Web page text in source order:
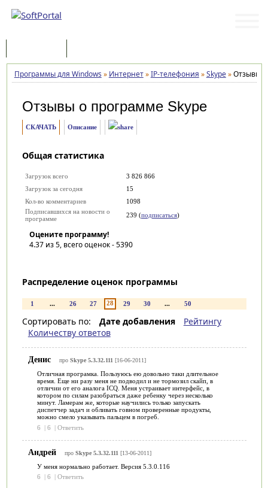
Программы для Windows » Интернет»IP-телефония »Skype»Отзывы
Отзывы о программе Skype
СКАЧАТЬ Описание
Общая статистика
Загрузок всего
3 826 866
Загрузок за сегодня
15
Кол-во комментариев
1098
Подписавшихся на новости о
программе
239 (подписаться)
Оцените программу!
4.37из 5, всего оценок -5390
Распределение оценок программы
1 ... 26 27 28 29 30 ... 50
Сортировать по: Дате добавления
Рейтингу
Количеству ответов
Денис про Skype 5.3.32.111 [16-06-2011]
Отличная програмка. Пользуюсь ею довольно таки длительное
время. Еще ни разу меня не подводил и не тормозил скайп, в
отличии от его аналога ICQ. Меня устраивает интерфейс, в
котором по силам разобраться даже ребенку через несколько
минут. Ламерам же, которые научились только запускать
диспетчер задач и обливать говном проверенные продукты,
можно смело указывать пальцем в погреб.
6
| 6 | Ответить
Андрей про Skype 5.3.32.111 [13-06-2011]
У меня нормально работает. Версия 5.3.0.116
6
| 6 | Ответить